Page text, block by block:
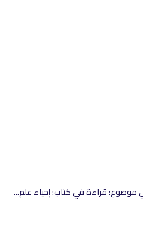
في كتاب: إحياء علم...